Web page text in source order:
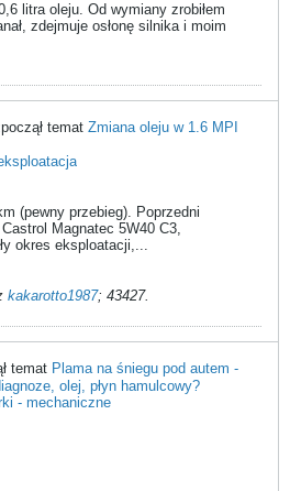
litra oleju. Od wymiany zrobiłem
zdejmuje osłonę silnika i moim
temat Zmiana oleju w 1.6 MPI
(pewny przebieg). Poprzedni
Magnatec 5W40 C3,
okres eksploatacji,...
kakarotto1987; 43427.
temat Plama na śniegu pod autem -
olej, płyn hamulcowy?
- mechaniczne